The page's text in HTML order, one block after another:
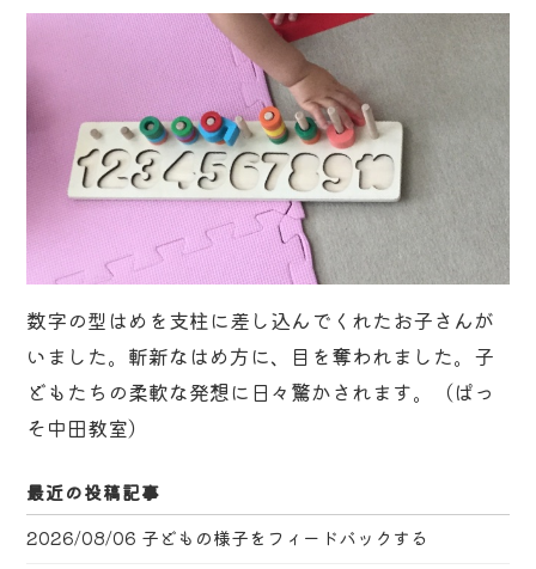
数字の型はめを支柱に差し込んでくれたお子さんが
いました。斬新なはめ方に、目を奪われました。子
どもたちの柔軟な発想に日々驚かされます。（ぱっ
そ中田教室）
最近の投稿記事
2026/08/06 子どもの様子をフィードバックする